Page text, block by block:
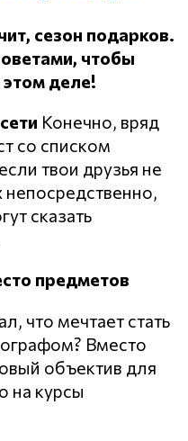
сезон подарков.
чтобы
этом деле!
Конечно, вряд
со списком
твои друзья не
непосредственно,
сказать
предметов
что мечтает стать
Вместо
объектив для
на курсы